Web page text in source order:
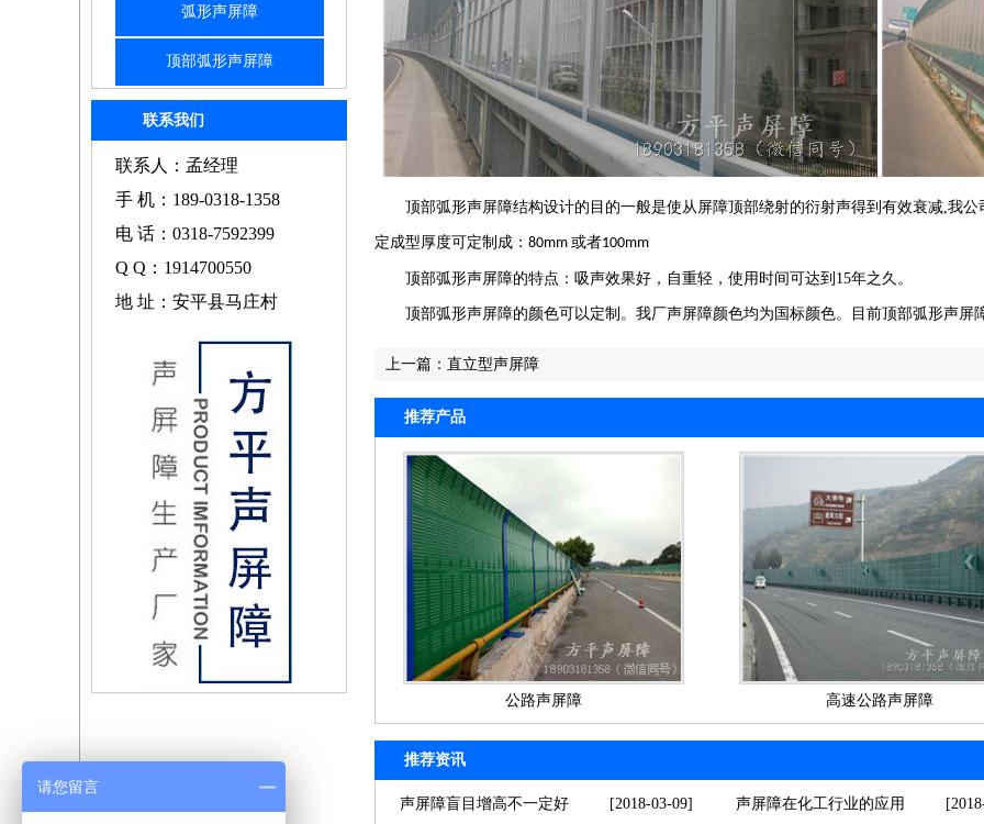
弧形声屏障
顶部弧形声屏障
联系我们
联系人：孟经理
手 机：189-0318-1358
电 话：0318-7592399
Q Q：1914700550
地 址：安平县马庄村
顶部弧形声屏障结构设计的目的一般是使从屏障顶部绕射的衍射声得到有效衰减,我公
定成型厚度可定制成： 80mm 或者100mm
顶部弧形声屏障的特点：吸声效果好，自重轻，使用时间可达到 15年之久。
顶部弧形声屏障的颜色可以定制。我厂声屏障颜色均为国标颜色。目前顶部弧形声
上一篇： 直立型声屏障
推荐产品
公路声屏障 高速公路声屏障
推荐资讯
[2018-03-09]
声屏障盲目增高不一定好 声屏障在化工行业的应用
请您留言